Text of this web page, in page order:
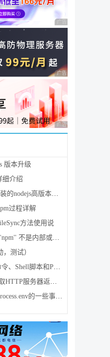
广告 商业广告，理性
广告 商业广告，理性
广告 商业广告，理性
版本升级
细介绍
高版本降级为低版本(
过程详解
方法使用说
是内部或外部命令,也
测试）
脚本和Python脚本
服务器返回数据
的一些事详解